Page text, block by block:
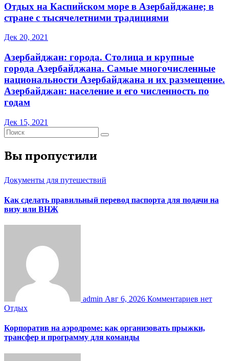
Отдых на Каспийском море в Азербайджане; в
стране с тысячелетними традициями
Дек 20, 2021
Азербайджан: города. Столица и крупные
города Азербайджана. Самые многочисленные
национальности Азербайджана и их размещение.
Азербайджан: население и его численность по
годам
Дек 15, 2021
Вы пропустили
Документы для путешествий
Как сделать правильный перевод паспорта для подачи на
визу или ВНЖ
admin Авг 6, 2026 Комментариев нет
Отдых
Корпоратив на аэродроме: как организовать прыжки,
трансфер и программу для команды